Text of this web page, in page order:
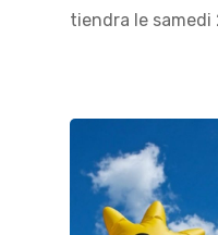
tiendra le samedi